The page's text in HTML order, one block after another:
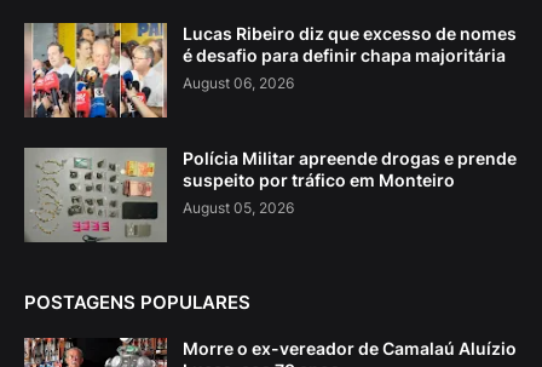
Lucas Ribeiro diz que excesso de nomes
é desafio para definir chapa majoritária
August 06, 2026
Polícia Militar apreende drogas e prende
suspeito por tráfico em Monteiro
August 05, 2026
POSTAGENS POPULARES
Morre o ex-vereador de Camalaú Aluízio